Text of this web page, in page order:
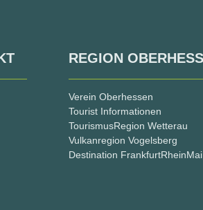
REGION
Verein Oberhessen
Tourist Informationen
TourismusRegion Wetterau
Vulkanregion Vogelsberg
Destination